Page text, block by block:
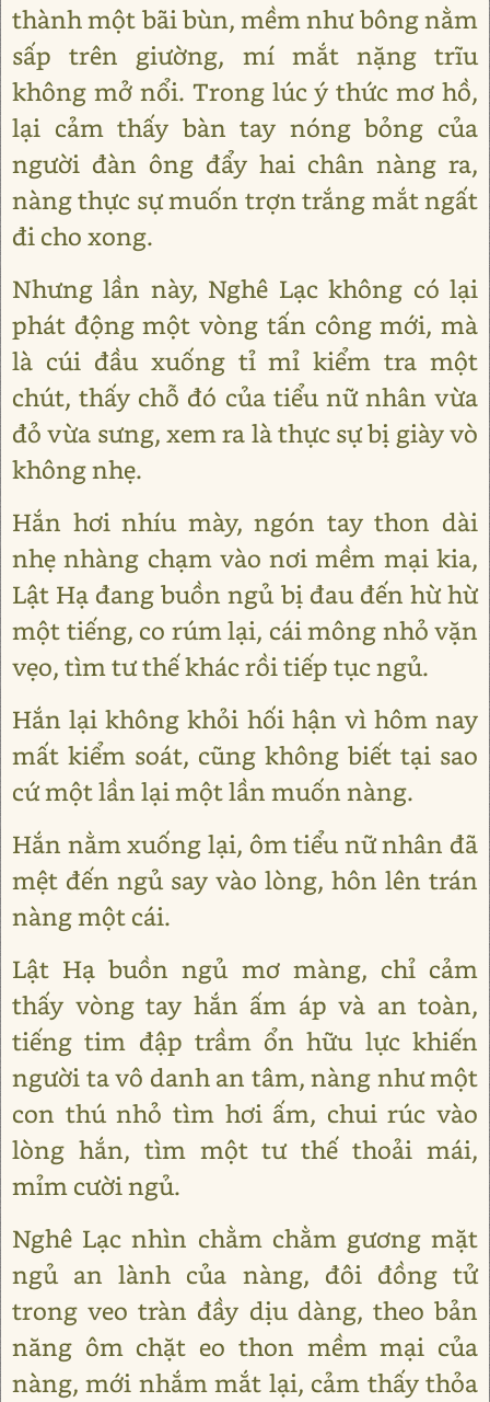
thành một bãi bùn, mềm như bông nằm
sấp trên giường, mí mắt nặng trĩu
không mở nổi. Trong lúc ý thức mơ hồ,
lại cảm thấy bàn tay nóng bỏng của
người đàn ông đẩy hai chân nàng ra,
nàng thực sự muốn trợn trắng mắt ngất
đi cho xong.
Nhưng lần này, Nghê Lạc không có lại
phát động một vòng tấn công mới, mà
là cúi đầu xuống tỉ mỉ kiểm tra một
chút, thấy chỗ đó của tiểu nữ nhân vừa
đỏ vừa sưng, xem ra là thực sự bị giày vò
không nhẹ.
Hắn hơi nhíu mày, ngón tay thon dài
nhẹ nhàng chạm vào nơi mềm mại kia,
Lật Hạ đang buồn ngủ bị đau đến hừ hừ
một tiếng, co rúm lại, cái mông nhỏ vặn
vẹo, tìm tư thế khác rồi tiếp tục ngủ.
Hắn lại không khỏi hối hận vì hôm nay
mất kiểm soát, cũng không biết tại sao
cứ một lần lại một lần muốn nàng.
Hắn nằm xuống lại, ôm tiểu nữ nhân đã
mệt đến ngủ say vào lòng, hôn lên trán
nàng một cái.
Lật Hạ buồn ngủ mơ màng, chỉ cảm
thấy vòng tay hắn ấm áp và an toàn,
tiếng tim đập trầm ổn hữu lực khiến
người ta vô danh an tâm, nàng như một
con thú nhỏ tìm hơi ấm, chui rúc vào
lòng hắn, tìm một tư thế thoải mái,
mỉm cười ngủ.
Nghê Lạc nhìn chằm chằm gương mặt
ngủ an lành của nàng, đôi đồng tử
trong veo tràn đầy dịu dàng, theo bản
năng ôm chặt eo thon mềm mại của
nàng, mới nhắm mắt lại, cảm thấy thỏa